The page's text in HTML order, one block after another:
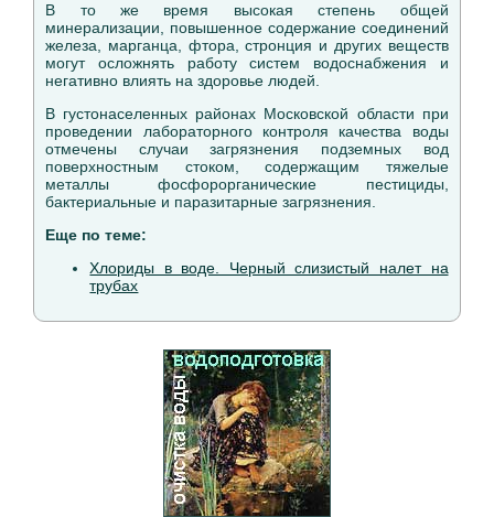
В то же время высокая степень общей
минерализации, повышенное содержание соединений
железа, марганца, фтора, стронция и других веществ
могут осложнять работу систем водоснабжения и
негативно влиять на здоровье людей.
В густонаселенных районах Московской области при
проведении лабораторного контроля качества воды
отмечены случаи загрязнения подземных вод
поверхностным стоком, содержащим тяжелые
металлы фосфорорганические пестициды,
бактериальные и паразитарные загрязнения.
Еще по теме:
Хлориды в воде. Черный слизистый налет на
трубах